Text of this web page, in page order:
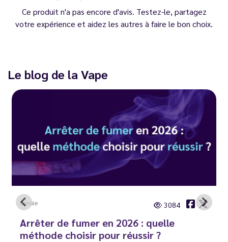
Ce produit n'a pas encore d'avis. Testez-le, partagez
votre expérience et aidez les autres à faire le bon choix.
Le blog de la Vape
Carole 3084
Arrêter de fumer en 2026 : quelle
méthode choisir pour réussir ?